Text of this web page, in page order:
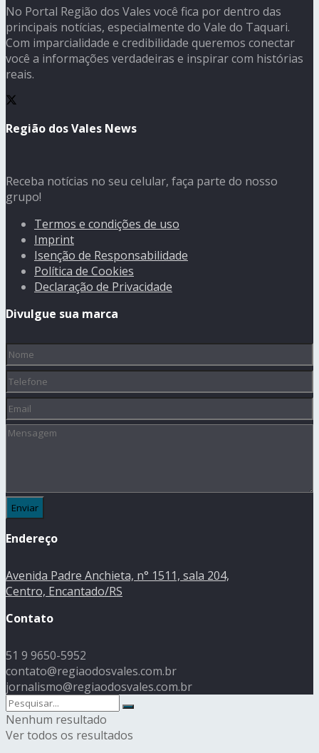
No Portal Região dos Vales você fica por dentro das
principais notícias, especialmente do Vale do Taquari.
Com imparcialidade e credibilidade queremos conectar
você a informações verdadeiras e inspirar com histórias
reais.
Região dos Vales News
Receba notícias no seu celular, faça parte do nosso
grupo!
Termos e condições de uso
Imprint
Isenção de Responsabilidade
Política de Cookies
Declaração de Privacidade
Divulgue sua marca
Nome
Telefone
Email
Mensagem
Endereço
Avenida Padre Anchieta, n° 1511, sala 204,
Centro, Encantado/RS
Contato
51 9 9650-5952
contato@regiaodosvales.com.br
jornalismo@regiaodosvales.com.br
Nenhum resultado
Ver todos os resultados